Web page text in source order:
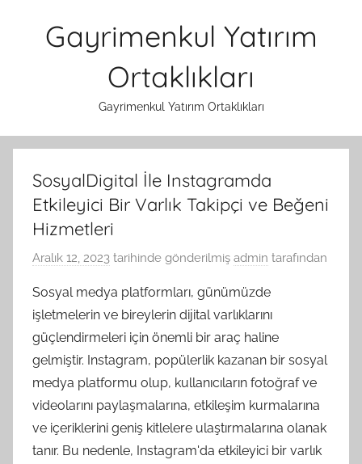
Gayrimenkul Yatırım
Ortaklıkları
Gayrimenkul Yatırım Ortaklıkları
SosyalDigital İle Instagramda
Etkileyici Bir Varlık Takipçi ve Beğeni
Hizmetleri
Aralık 12, 2023 tarihinde gönderilmiş admin tarafından
Sosyal medya platformları, günümüzde
işletmelerin ve bireylerin dijital varlıklarını
güçlendirmeleri için önemli bir araç haline
gelmiştir. Instagram, popülerlik kazanan bir sosyal
medya platformu olup, kullanıcıların fotoğraf ve
videolarını paylaşmalarına, etkileşim kurmalarına
ve içeriklerini geniş kitlelere ulaştırmalarına olanak
tanır. Bu nedenle, Instagram'da etkileyici bir varlık